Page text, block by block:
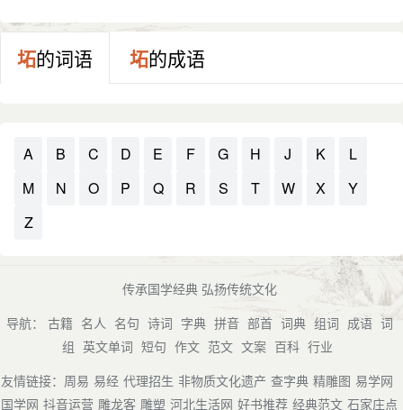
坧的词语 坧的成语
A B C D E F G H J K
L
M
N O P Q R S T W X
Y
Z
传承国学经典 弘扬传统文化
导航： 古籍 名人 名句 诗词 字典 拼音 部首 词典 组词 成语 词
组 英文单词 短句 作文 范文 文案 百科 行业
友情链接： 周易 易经 代理招生 非物质文化遗产 查字典 精雕图 易学网
国学网 抖音运营 雕龙客 雕塑 河北生活网 好书推荐 经典范文 石家庄点